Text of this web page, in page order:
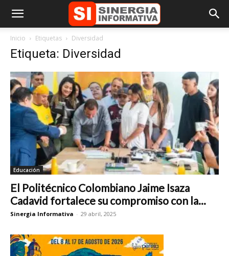
Inicio Etiquetas Diversidad
Etiqueta: Diversidad
Educación
El Politécnico Colombiano Jaime Isaza
Cadavid fortalece su compromiso con la...
Sinergia Informativa - 29 abril, 2025